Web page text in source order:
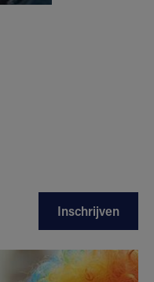
Inschrijven